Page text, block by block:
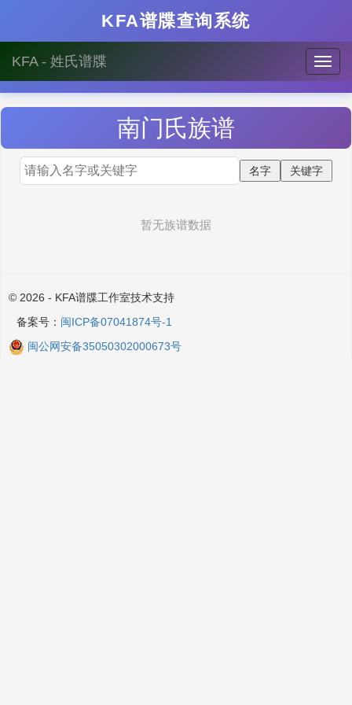
KFA谱牒查询系统
KFA - 姓氏谱牒
南门氏族谱
暂无族谱数据
© 2026 - KFA谱牒工作室技术支持
备案号： 闽ICP备07041874号-1
闽公网安备35050302000673号